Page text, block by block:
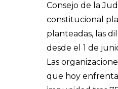
Consejo de la
constitucional
planteadas, las
desde el 1 de
Las
que hoy